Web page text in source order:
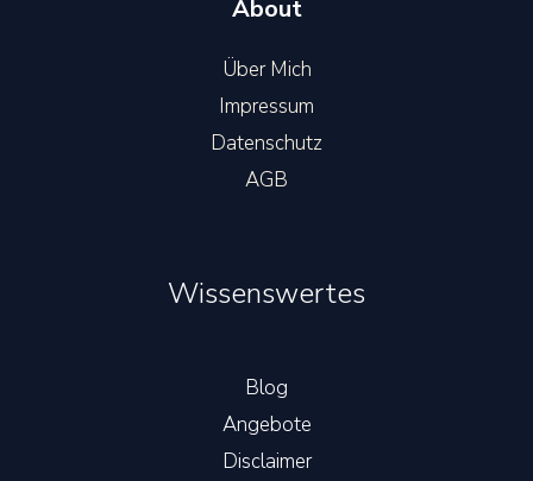
About
Über Mich
Impressum
Datenschutz
AGB
Wissenswertes
Blog
Angebote
Disclaimer